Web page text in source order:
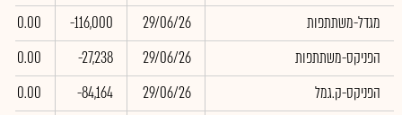
מגדל-משתתפות
29/06/26
-116,000
0.00
הפניקס-משתתפות
29/06/26
-27,238
0.00
הפניקס-ק.גמל
29/06/26
-84,164
0.00